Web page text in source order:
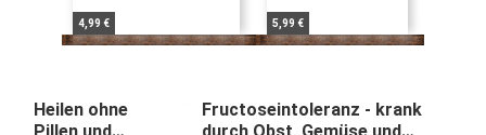
4,99 € 5,99 €
Heilen ohne
Fructoseintoleranz - krank